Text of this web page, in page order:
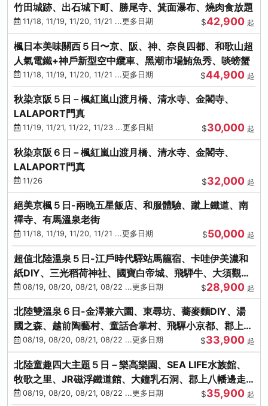
竹田城跡、出石城下町、勝尾寺、箕面瀑布、燒肉食放題
11/18, 11/19, 11/20, 11/21 ...更多日期 $42,900 起
楓日本美味關西５日〜京、阪、神、奈良四都、和歌山超
人氣電鐵+神戶新型空中纜車、黑潮市場鮪魚秀、啖螃蟹
11/18, 11/19, 11/20, 11/21 ...更多日期 $44,900 起
秋染京阪５日－楓紅嵐山渡月橋、清水寺、金閣寺、
LALAPORT門真
11/19, 11/21, 11/22, 11/23 ...更多日期 $30,000 起
秋染京阪６日－楓紅嵐山渡月橋、清水寺、金閣寺、
LALAPORT門真
11/26 $32,000 起
絕美京楓５日-兩晚五星飯店、和服體驗、蹴上鐵道、南
禪寺、有馬溫泉老街
11/18, 11/19, 11/20, 11/21 ...更多日期 $50,000 起
超值北陸溫泉５日-江戶時代驛站馬籠宿、卡哇伊美濃和
紙DIY、三光稻荷神社、國寶白帝城、飛騨牛、大須觀音
街、下呂溫泉
08/19, 08/20, 08/21, 08/22 ...更多日期 $28,900 起
北陸雙溫泉６日-金澤兼六園、東尋坊、蕎麥麵DIY、湯
國之森、越前陶藝村、童話合掌村、飛驒小京都、郡上八
幡08/19, 08/20, 08/21, 08/22 ...更多日期 $33,900 起
北陸童趣四大主題５日－樂高樂園、SEA LIFE水族館、
牧歌之里、JR磁浮鐵道館、大鐘乳石洞、郡上八幡邊走
邊吃08/19, 08/20, 08/21, 08/22 ...更多日期 $35,900 起